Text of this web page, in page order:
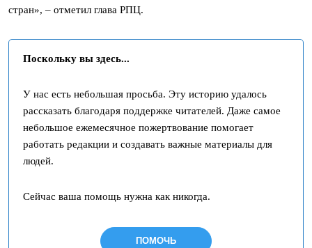
стран», – отметил глава РПЦ.
Поскольку вы здесь...
У нас есть небольшая просьба. Эту историю удалось
рассказать благодаря поддержке читателей. Даже самое
небольшое ежемесячное пожертвование помогает
работать редакции и создавать важные материалы для
людей.
Сейчас ваша помощь нужна как никогда.
ПОМОЧЬ